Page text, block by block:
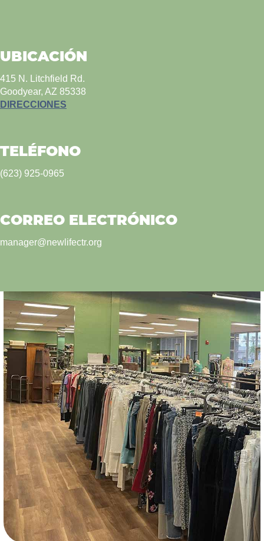
UBICACIÓN
415 N. Litchfield Rd.
Goodyear, AZ 85338
DIRECCIONES
TELÉFONO
(623) 925-0965
CORREO ELECTRÓNICO
manager@newlifectr.org